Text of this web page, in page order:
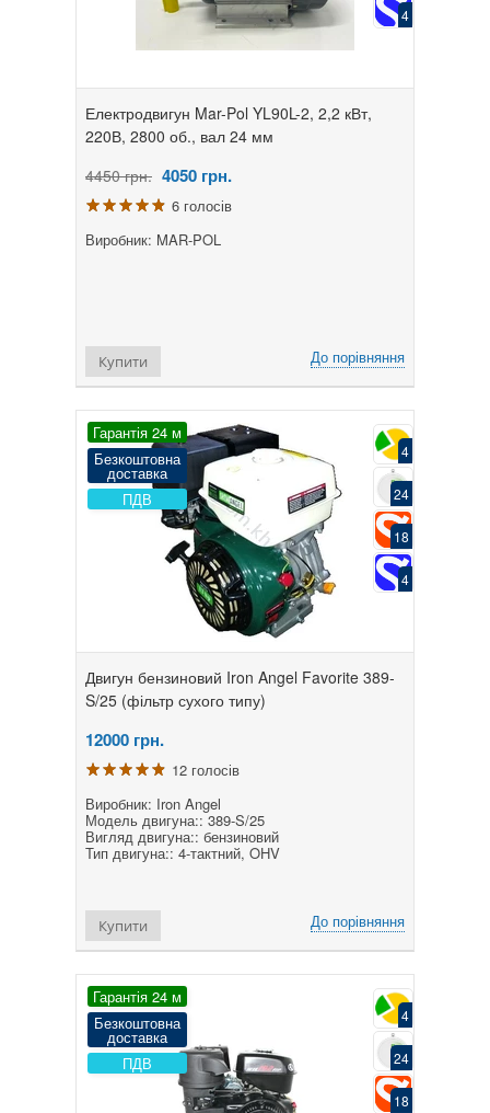
4
Електродвигун Mar-Pol YL90L-2, 2,2 кВт,
220В, 2800 об., вал 24 мм
4450 грн. 4050 грн.
6 голосів
Виробник: MAR-POL
До порівняння
Купити
Гарантія 24 м
Безкоштовна
доставка
ПДВ
4
24
18
4
Двигун бензиновий Iron Angel Favorite 389-
S/25 (фільтр сухого типу)
12000 грн.
12 голосів
Виробник: Iron Angel
Модель двигуна:: 389-S/25
Вигляд двигуна:: бензиновий
Тип двигуна:: 4-тактний, OHV
До порівняння
Купити
Гарантія 24 м
Безкоштовна
доставка
ПДВ
4
24
18